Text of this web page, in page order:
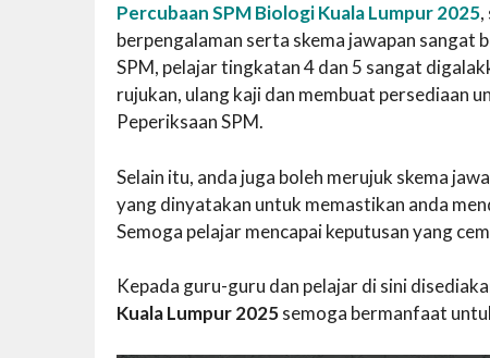
Percubaan SPM Biologi Kuala Lumpur 2025,
berpengalaman serta skema jawapan sangat
SPM, pelajar tingkatan 4 dan 5 sangat
rujukan, ulang kaji dan membuat persediaan
Peperiksaan SPM.
Selain itu, anda juga boleh merujuk skema
yang dinyatakan untuk memastikan anda
Semoga pelajar mencapai keputusan yang
Kepada guru-guru dan pelajar di sini
Kuala Lumpur 2025semoga bermanfaat